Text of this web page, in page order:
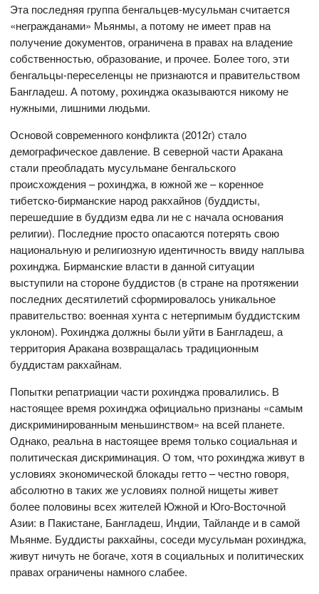
Эта последняя группа бенгальцев-мусульман считается
«негражданами» Мьянмы, а потому не имеет прав на
получение документов, ограничена в правах на владение
собственностью, образование, и прочее. Более того, эти
бенгальцы-переселенцы не признаются и правительством
Бангладеш. А потому, рохинджа оказываются никому не
нужными, лишними людьми.
Основой современного конфликта (2012г) стало
демографическое давление. В северной части Аракана
стали преобладать мусульмане бенгальского
происхождения – рохинджа, в южной же – коренное
тибетско-бирманские народ ракхайнов (буддисты,
перешедшие в буддизм едва ли не с начала основания
религии). Последние просто опасаются потерять свою
национальную и религиозную идентичность ввиду наплыва
рохинджа. Бирманские власти в данной ситуации
выступили на стороне буддистов (в стране на протяжении
последних десятилетий сформировалось уникальное
правительство: военная хунта с нетерпимым буддистским
уклоном). Рохинджа должны были уйти в Бангладеш, а
территория Аракана возвращалась традиционным
буддистам ракхайнам.
Попытки репатриации части рохинджа провалились. В
настоящее время рохинджа официально признаны «самым
дискриминированным меньшинством» на всей планете.
Однако, реальна в настоящее время только социальная и
политическая дискриминация. О том, что рохинджа живут в
условиях экономической блокады гетто – честно говоря,
абсолютно в таких же условиях полной нищеты живет
более половины всех жителей Южной и Юго-Восточной
Азии: в Пакистане, Бангладеш, Индии, Тайланде и в самой
Мьянме. Буддисты ракхайны, соседи мусульман рохинджа,
живут ничуть не богаче, хотя в социальных и политических
правах ограничены намного слабее.